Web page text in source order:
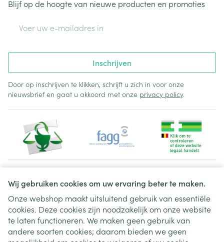
Wij gebruiken cookies om uw ervaring beter te maken.
Onze webshop maakt uitsluitend gebruik van essentiële
cookies. Deze cookies zijn noodzakelijk om onze website
te laten functioneren. We maken geen gebruik van
andere soorten cookies; daarom bieden we geen
Blijf op de hoogte van nieuwe producten en promoties
Inschrijven
Door op inschrijven te klikken, schrijft u zich in voor onze
nieuwsbrief en gaat u akkoord met onze privacy policy.
Juridische links